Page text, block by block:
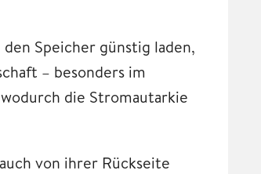
Speicher günstig laden,
– besonders im
die Stromautarkie
von ihrer Rückseite